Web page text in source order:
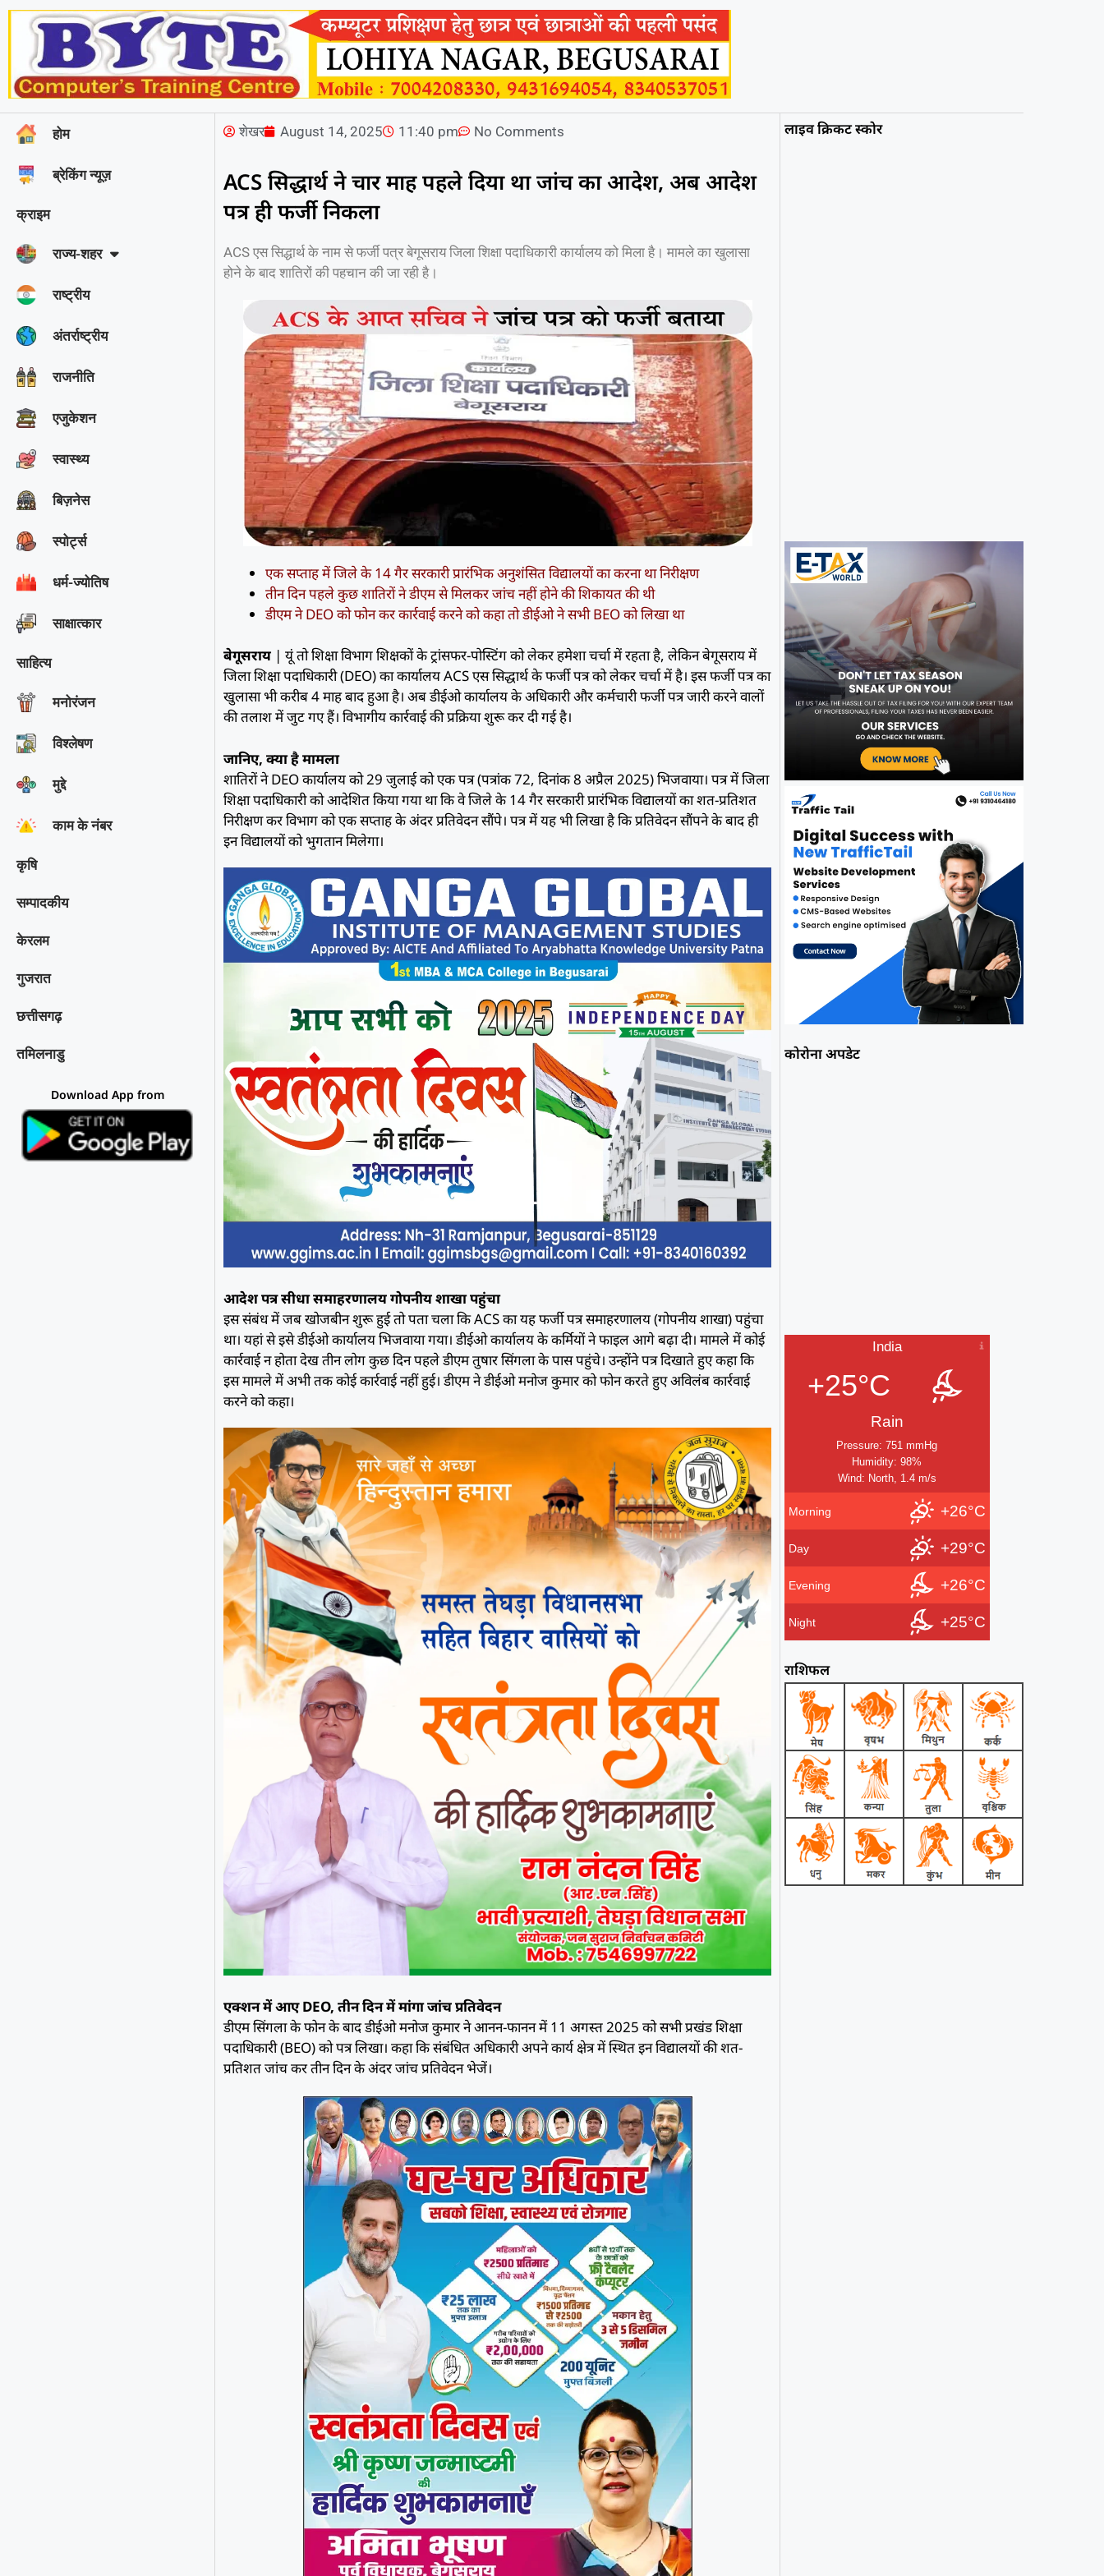
होम
ब्रेकिंग न्यूज़
क्राइम
राज्‍य-शहर
राष्ट्रीय
अंतर्राष्ट्रीय
राजनीति
एजुकेशन
स्वास्थ्य
बिज़नेस
स्पोर्ट्स
धर्म-ज्योतिष
साक्षात्‍कार
साहित्य
मनोरंजन
विश्‍लेषण
मुद्दे
काम के नंबर
कृषि
सम्पादकीय
केरलम
गुजरात
छत्तीसगढ़
तमिलनाडु
Download App from
शेखर August 14, 2025 11:40 pm No Comments
ACS सिद्धार्थ ने चार माह पहले दिया था जांच का आदेश, अब आदेश
पत्र ही फर्जी निकला
ACS एस सिद्धार्थ के नाम से फर्जी पत्र बेगूसराय जिला शिक्षा पदाधिकारी कार्यालय को मिला है। मामले का खुलासा
होने के बाद शातिरों की पहचान की जा रही है।
एक सप्ताह में जिले के 14 गैर सरकारी प्रारंभिक अनुशंसित विद्यालयों का करना था निरीक्षण
तीन दिन पहले कुछ शातिरों ने डीएम से मिलकर जांच नहीं होने की शिकायत की थी
डीएम ने DEO को फोन कर कार्रवाई करने को कहा तो डीईओ ने सभी BEO को लिखा था
बेगूसराय | यूं तो शिक्षा विभाग शिक्षकों के ट्रांसफर-पोस्टिंग को लेकर हमेशा चर्चा में रहता है, लेकिन बेगूसराय में
जिला शिक्षा पदाधिकारी (DEO) का कार्यालय ACS एस सिद्धार्थ के फर्जी पत्र को लेकर चर्चा में है। इस फर्जी पत्र का
खुलासा भी करीब 4 माह बाद हुआ है। अब डीईओ कार्यालय के अधिकारी और कर्मचारी फर्जी पत्र जारी करने वालों
की तलाश में जुट गए हैं। विभागीय कार्रवाई की प्रक्रिया शुरू कर दी गई है।
जानिए, क्या है मामला
शातिरों ने DEO कार्यालय को 29 जुलाई को एक पत्र (पत्रांक 72, दिनांक 8 अप्रैल 2025) भिजवाया। पत्र में जिला
शिक्षा पदाधिकारी को आदेशित किया गया था कि वे जिले के 14 गैर सरकारी प्रारंभिक विद्यालयों का शत-प्रतिशत
निरीक्षण कर विभाग को एक सप्ताह के अंदर प्रतिवेदन सौंपे। पत्र में यह भी लिखा है कि प्रतिवेदन सौंपने के बाद ही
इन विद्यालयों को भुगतान मिलेगा।
आदेश पत्र सीधा समाहरणालय गोपनीय शाखा पहुंचा
इस संबंध में जब खोजबीन शुरू हुई तो पता चला कि ACS का यह फर्जी पत्र समाहरणालय (गोपनीय शाखा) पहुंचा
था। यहां से इसे डीईओ कार्यालय भिजवाया गया। डीईओ कार्यालय के कर्मियों ने फाइल आगे बढ़ा दी। मामले में कोई
कार्रवाई न होता देख तीन लोग कुछ दिन पहले डीएम तुषार सिंगला के पास पहुंचे। उन्होंने पत्र दिखाते हुए कहा कि
इस मामले में अभी तक कोई कार्रवाई नहीं हुई। डीएम ने डीईओ मनोज कुमार को फोन करते हुए अविलंब कार्रवाई
करने को कहा।
एक्शन में आए DEO, तीन दिन में मांगा जांच प्रतिवेदन
डीएम सिंगला के फोन के बाद डीईओ मनोज कुमार ने आनन-फानन में 11 अगस्त 2025 को सभी प्रखंड शिक्षा
पदाधिकारी (BEO) को पत्र लिखा। कहा कि संबंधित अधिकारी अपने कार्य क्षेत्र में स्थित इन विद्यालयों की शत-
प्रतिशत जांच कर तीन दिन के अंदर जांच प्रतिवेदन भेजें।
लाइव क्रिकट स्कोर
कोरोना अपडेट
India
+25°C
Rain
Pressure: 751 mmHg
Humidity: 98%
Wind: North, 1.4 m/s
Morning +26°C
Day +29°C
Evening +26°C
Night +25°C
राशिफल